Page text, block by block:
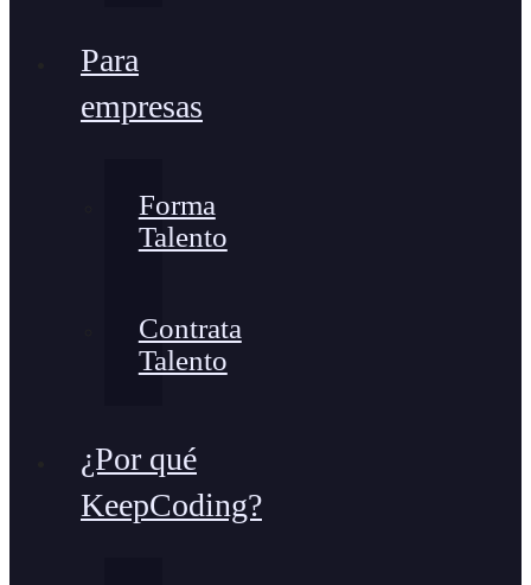
Para
empresas
Forma
Talento
Contrata
Talento
¿Por qué
KeepCoding?